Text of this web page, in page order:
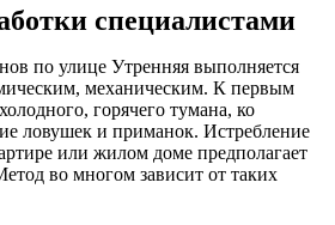
специалистами
по улице Утренняя выполняется
механическим. К первым
горячего тумана, ко
ловушек и приманок. Истребление
или жилом доме предполагает
во многом зависит от таких